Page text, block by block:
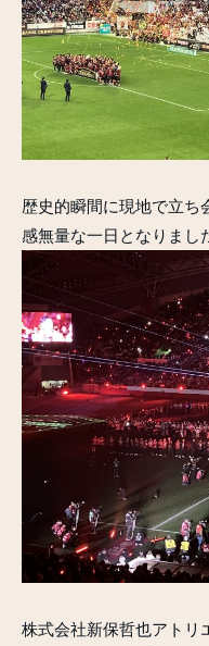
歴史的瞬間に現地で立ち
感無量な一日となりまし
株式会社新保哲也アトリ